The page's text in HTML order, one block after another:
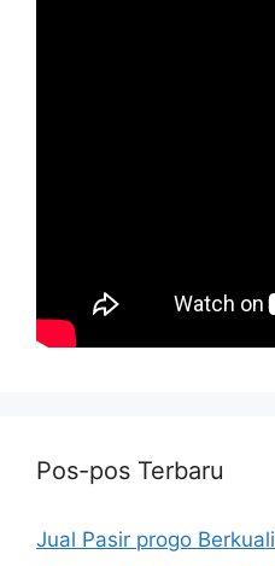
Pos-pos Terbaru
Jual Pasir progo